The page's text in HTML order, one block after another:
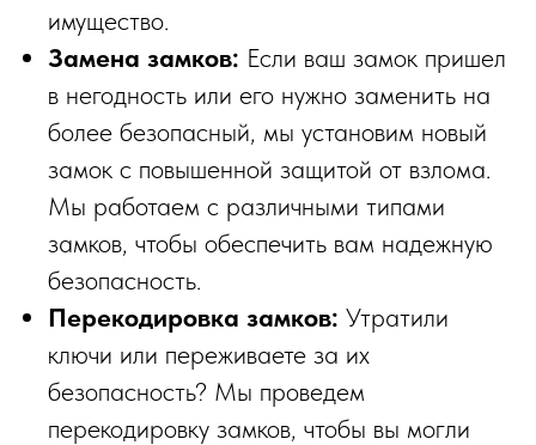
имущество.
Замена замков: Если ваш замок пришел
в негодность или его нужно заменить на
более безопасный, мы установим новый
замок с повышенной защитой от взлома.
Мы работаем с различными типами
замков, чтобы обеспечить вам надежную
безопасность.
Перекодировка замков: Утратили
ключи или переживаете за их
безопасность? Мы проведем
перекодировку замков, чтобы вы могли